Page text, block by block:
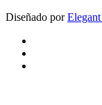
Diseñado por